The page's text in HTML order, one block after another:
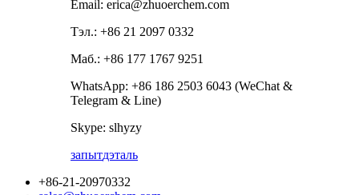
Email: erica@zhuoerchem.com
Тэл.: +86 21 2097 0332
Маб.: +86 177 1767 9251
WhatsApp: +86 186 2503 6043 (WeChat &
Telegram & Line)
Skype: slhyzy
запытдэталь
+86-21-20970332